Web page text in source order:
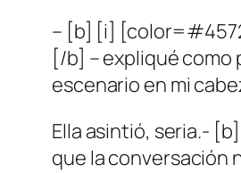
– [b] [i]
[/b] – expliqué como
escenario en mi
Ella asintió, seria.-
que la conversación